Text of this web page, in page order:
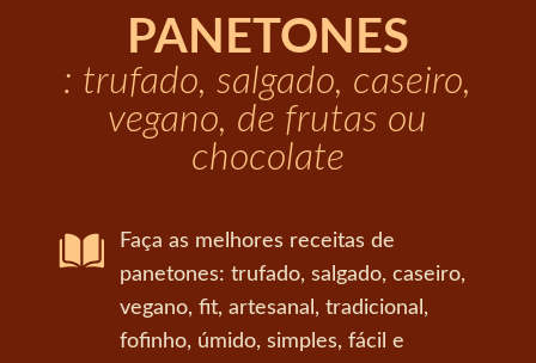
PANETONES
: trufado, salgado, caseiro,
vegano, de frutas ou
chocolate
Faça as melhores receitas de
panetones: trufado, salgado, caseiro,
vegano, fit, artesanal, tradicional,
fofinho, úmido, simples, fácil e